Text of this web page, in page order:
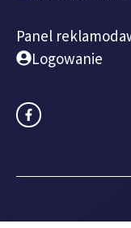
Panel
Logowanie